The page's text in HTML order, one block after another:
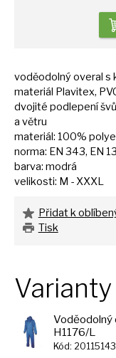
voděodolný overal s
materiál Plavitex,
dvojité podlepení
a větru
materiál: 100%
norma: EN 343, EN
barva: modrá
velikosti: M - XXXL
Přidat k
Tisk
Voděodolný
H1176/L
Kód: 20115143